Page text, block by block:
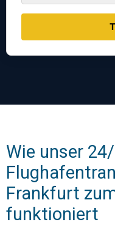
Wie unser
Frankfurt
funktioniert